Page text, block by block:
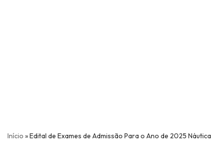
Início »Edital de Exames de Admissão Para o Ano de 2025 Náutica